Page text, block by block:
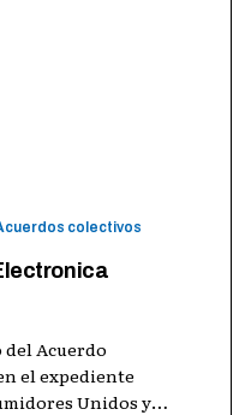
colectivos
del Acuerdo
el expediente
Unidos y